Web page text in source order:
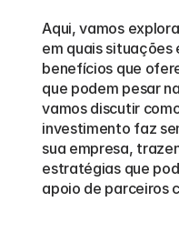
Aqui, vamos
em quais situações
benefícios que
que podem pesar
vamos discutir
investimento faz
sua empresa,
estratégias que
apoio de parceiros